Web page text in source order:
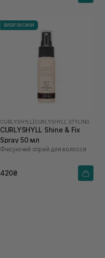
ВИБІР ОКСАНИ
CURLYSHYLL CURLYSHYLL STYLING
CURLYSHYLL Shine & Fix
Spray 50 мл
Фіксуючий спрей для волосся
420₴